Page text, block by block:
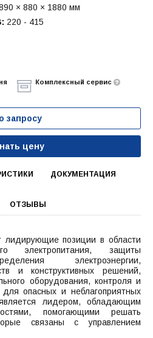
× 880 × 1880 мм
220 - 415
Комплексный сервис
запросу
цену
ДОКУМЕНТАЦИЯ
ОТЗЫВЫ
лидирующие позиции в области
электропитания, защиты
электроэнергии,
и конструктивных решений,
оборудования, контроля и
опасных и неблагоприятных
лидером, обладающим
помогающими решать
связаны с управлением